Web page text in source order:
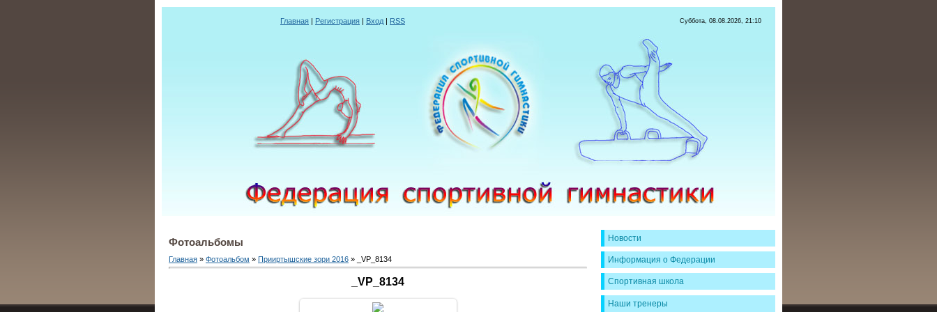
Главная | Регистрация | Вход | RSS Суббота, 08.08.2026, 21:10
Фотоальбомы
Главная » Фотоальбом » Прииртышские зори 2016 » _VP_8134
_VP_8134
Новости
Информация о Федерации
Спортивная школа
Наши тренеры